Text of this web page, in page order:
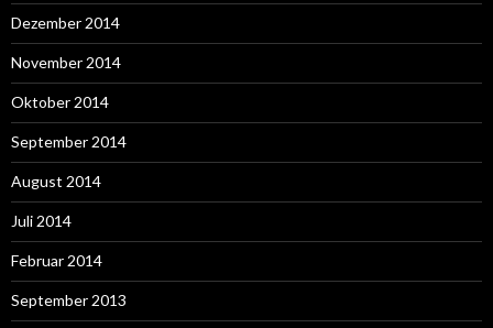
Dezember 2014
November 2014
Oktober 2014
September 2014
August 2014
Juli 2014
Februar 2014
September 2013